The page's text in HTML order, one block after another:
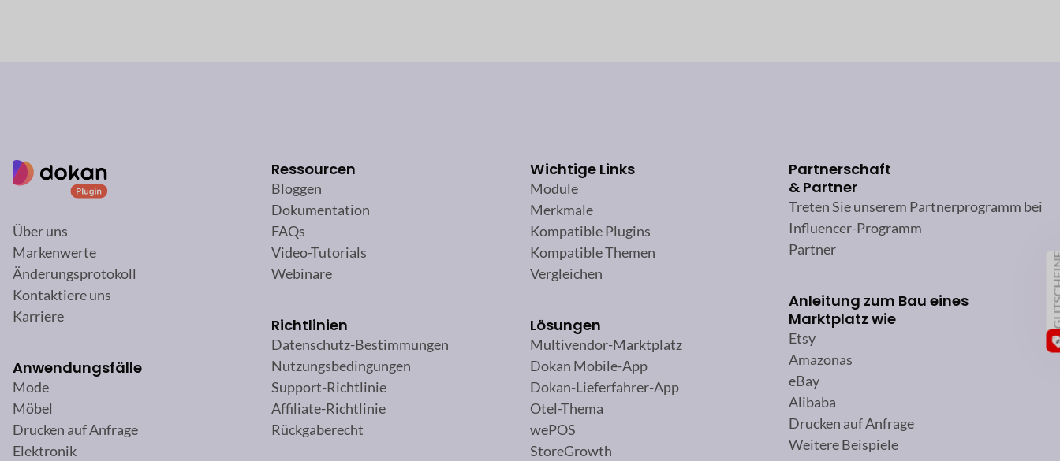
Über uns
Markenwerte
Änderungsprotokoll
Kontaktiere uns
Karriere
Anwendungsfälle
Mode
Möbel
Drucken auf Anfrage
Elektronik
Ressourcen
Bloggen
Dokumentation
FAQs
Video-Tutorials
Webinare
Richtlinien
Datenschutz-Bestimmungen
Nutzungsbedingungen
Support-Richtlinie
Affiliate-Richtlinie
Rückgaberecht
Wichtige Links
Module
Merkmale
Kompatible Plugins
Kompatible Themen
Vergleichen
Lösungen
Multivendor-Marktplatz
Dokan Mobile-App
Dokan-Lieferfahrer-App
Otel-Thema
wePOS
StoreGrowth
Partnerschaft
& Partner
Treten Sie unserem Partnerprogramm bei
Influencer-Programm
Partner
Anleitung zum Bau eines
Marktplatz wie
Etsy
Amazonas
eBay
Alibaba
Drucken auf Anfrage
Weitere Beispiele